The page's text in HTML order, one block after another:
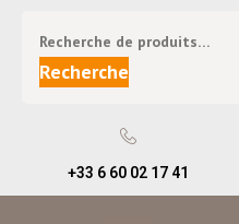
Recherche
+33 6 60 02 17 41